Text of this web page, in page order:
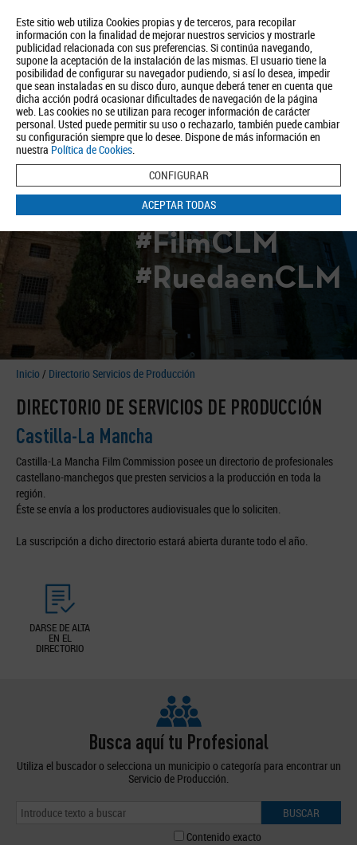
Este sitio web utiliza Cookies propias y de terceros, para recopilar
información con la finalidad de mejorar nuestros servicios y mostrarle
publicidad relacionada con sus preferencias. Si continúa navegando,
supone la aceptación de la instalación de las mismas. El usuario tiene la
posibilidad de configurar su navegador pudiendo, si así lo desea, impedir
que sean instaladas en su disco duro, aunque deberá tener en cuenta que
dicha acción podrá ocasionar dificultades de navegación de la página
web. Las cookies no se utilizan para recoger información de carácter
personal. Usted puede permitir su uso o rechazarlo, también puede cambiar
su configuración siempre que lo desee. Dispone de más información en
nuestra Política de Cookies.
CONFIGURAR
ACEPTAR TODAS
Quiénes somos Turismo Política de Privacidad Aviso Legal
Política de Cookies
BUSCAR
#FilmCLM
#RuedaenCLM
Inicio / Directorio Servicios de Producción
DIRECTORIO DE SERVICIOS DE PRODUCCIÓN
Castilla-La Mancha
Castilla-La Mancha Film Commission posee un directorio de profesionales
castellano-manchegos que presten servicios a la producción en toda la
región.
Éste se envía a los productores audiovisuales que lo soliciten.
La suscripción a dicho directorio estará abierta durante todo el año.
DARSE DE ALTA
EN EL
DIRECTORIO
Busca aquí tu Profesional
Utiliza el buscador o selecciona un municipio o categoría para encontrar un
Servicio de Producción.
BUSCAR
Contenido exacto